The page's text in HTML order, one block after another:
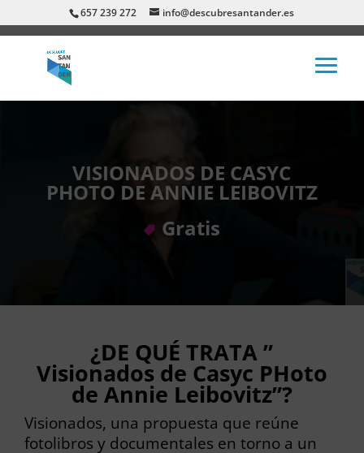
657 239 272 info@descubresantander.es
VISIONADOS DE CASYC
PHOTO DE ANNIE LEIBOVITZ
Gratis
¿DE QUÉ TRATA ”
Visionados de Casyc PHoto
de Annie Leibovitz”?
Visionados, una propuesta que reúne
fotolibros y documentales en torno a un